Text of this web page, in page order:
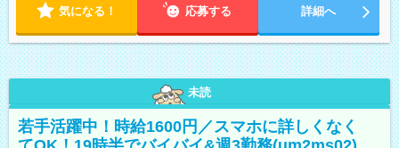
気になる！ 応募する 詳細へ
未読
若手活躍中！時給1600円／スマホに詳しくなく